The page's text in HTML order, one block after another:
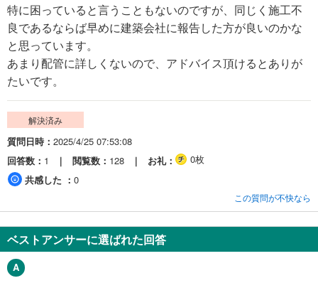
特に困っていると言うこともないのですが、同じく施工不
良であるならば早めに建築会社に報告した方が良いのかな
と思っています。
あまり配管に詳しくないので、アドバイス頂けるとありが
たいです。
解決済み
質問日時
2025/4/25 07:53:08
回答数
1 閲覧数 128 お礼
0枚
共感した
0
この質問が不快なら
ベストアンサーに選ばれた回答